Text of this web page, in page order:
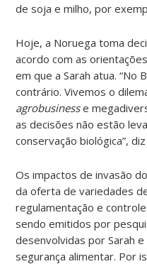
de soja e milho, por
Hoje, a Noruega toma
acordo com as
em que a Sarah atua. “No
contrário. Vivemos o
agrobusinesse
as decisões não estão
conservação biológica”, diz
Os impactos de invasão
da oferta de variedades
regulamentação e
sendo emitidos por
desenvolvidas por Sarah
segurança alimentar. Por